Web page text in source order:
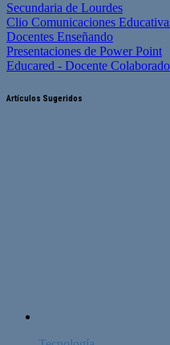
Secundaria de Lourdes
Clio Comunicaciones
Docentes Enseñando
Presentaciones de Power Point
Educared - Docente
Artículos Sugeridos